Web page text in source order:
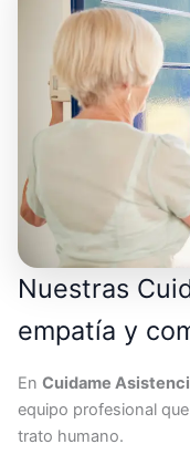
Nuestras
empatía y
En Cuidame
equipo profesional
trato humano.